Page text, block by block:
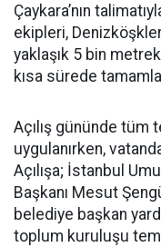
Çaykara’nın
ekipleri,
yaklaşık 5 bin
kısa sürede
Açılış gününde tüm
uygulanırken,
Açılışa; İstanbul
Başkanı Mesut
belediye başkan
toplum kuruluşu